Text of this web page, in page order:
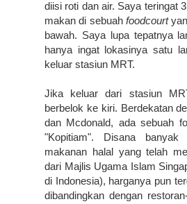
diisi roti dan air. Saya teringat
makan di sebuah foodcourt
bawah. Saya lupa tepatnya
hanya ingat lokasinya satu
keluar stasiun MRT.
Jika keluar dari stasiun
berbelok ke kiri. Berdekatan
dan Mcdonald, ada sebuah
"Kopitiam". Disana banyak
makanan halal yang telah
dari Majlis Ugama Islam
di Indonesia), harganya pun
dibandingkan dengan